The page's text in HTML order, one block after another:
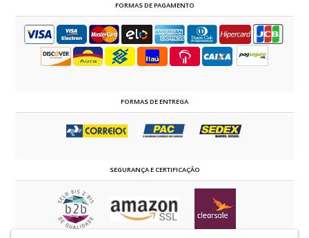
FORMAS DE PAGAMENTO
FORMAS DE ENTREGA
SEGURANÇA E CERTIFICAÇÃO